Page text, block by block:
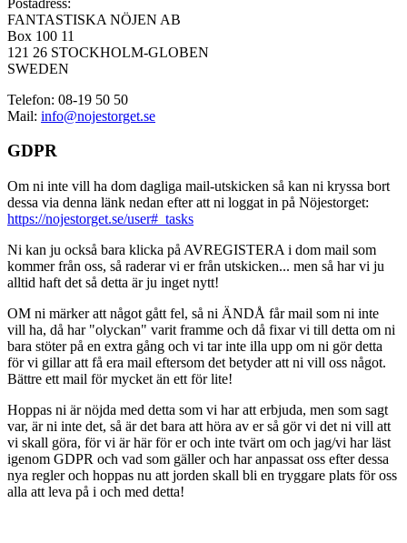
FANTASTISKA NÖJEN AB
Box 100 11
121 26 STOCKHOLM-GLOBEN
SWEDEN
Telefon: 08-19 50 50
Mail: info@nojestorget.se
GDPR
Om ni inte vill ha dom dagliga mail-utskicken så kan ni kryssa bort
dessa via denna länk nedan efter att ni loggat in på Nöjestorget:
https://nojestorget.se/user#_tasks
Ni kan ju också bara klicka på AVREGISTERA i dom mail som
kommer från oss, så raderar vi er från utskicken... men så har vi ju
alltid haft det så detta är ju inget nytt!
OM ni märker att något gått fel, så ni ÄNDÅ får mail som ni inte
vill ha, då har "olyckan" varit framme och då fixar vi till detta om ni
bara stöter på en extra gång och vi tar inte illa upp om ni gör detta
för vi gillar att få era mail eftersom det betyder att ni vill oss något.
Bättre ett mail för mycket än ett för lite!
Hoppas ni är nöjda med detta som vi har att erbjuda, men som sagt
var, är ni inte det, så är det bara att höra av er så gör vi det ni vill att
vi skall göra, för vi är här för er och inte tvärt om och jag/vi har läst
igenom GDPR och vad som gäller och har anpassat oss efter dessa
nya regler och hoppas nu att jorden skall bli en tryggare plats för oss
alla att leva på i och med detta!